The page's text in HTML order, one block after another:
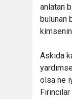
anlatan
bulunan
Askıda
olsa ne